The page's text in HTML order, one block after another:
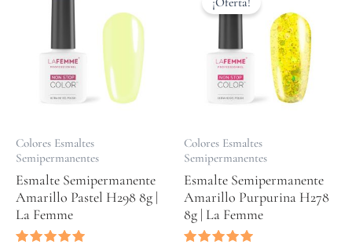
Colores Esmaltes
Semipermanentes
Esmalte Semipermanente
Amarillo Pastel H298 8g |
La Femme
Colores Esmaltes
Semipermanentes
Esmalte Semipermanente
Amarillo Purpurina H278
8g | La Femme
original
11,99 €.
actual
8,50 €.